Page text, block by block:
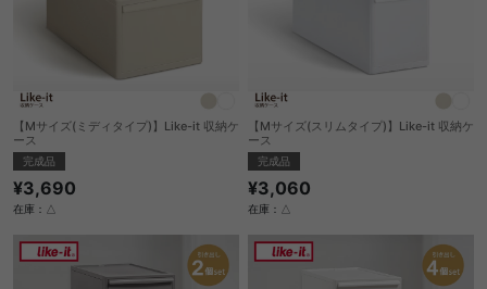
【Mサイズ(ミディタイプ)】Like-it 収納ケ
ース
完成品
¥3,690
在庫：△
【Mサイズ(スリムタイプ)】Like-it 収納ケ
ース
完成品
¥3,060
在庫：△